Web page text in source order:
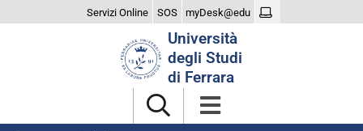
Servizi Online SOS myDesk@edu
Università
degli Studi
di Ferrara